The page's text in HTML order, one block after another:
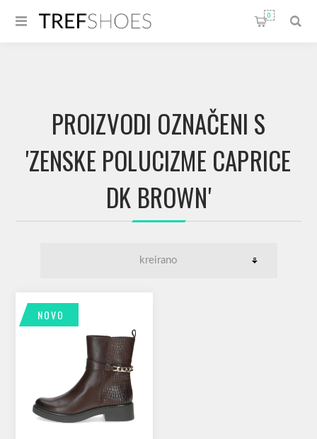
0
PROIZVODI OZNAČENI S
'ZENSKE POLUCIZME CAPRICE
DK BROWN'
NOVO